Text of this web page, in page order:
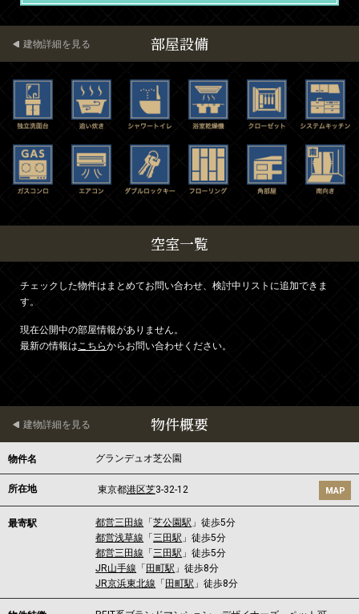
部屋設備
建物詳細を見る
空室一覧
チェックした物件はまとめてお問い合わせ、検討中リストに追加できま
す。
現在公開中の部屋情報がありません。
最新の情報はこちらからお問い合わせください。
物件概要
建物詳細を見る
物件名 グランデュオ芝公園
所在地 東京都港区芝3-32-12 MAP
最寄駅 都営三田線 「芝公園駅 」徒歩5分
都営浅草線 「三田駅 」徒歩5分
都営三田線 「三田駅 」徒歩5分
JR山手線 「 田町駅 」徒歩8分
JR京浜東北線 「 田町駅 」徒歩8分